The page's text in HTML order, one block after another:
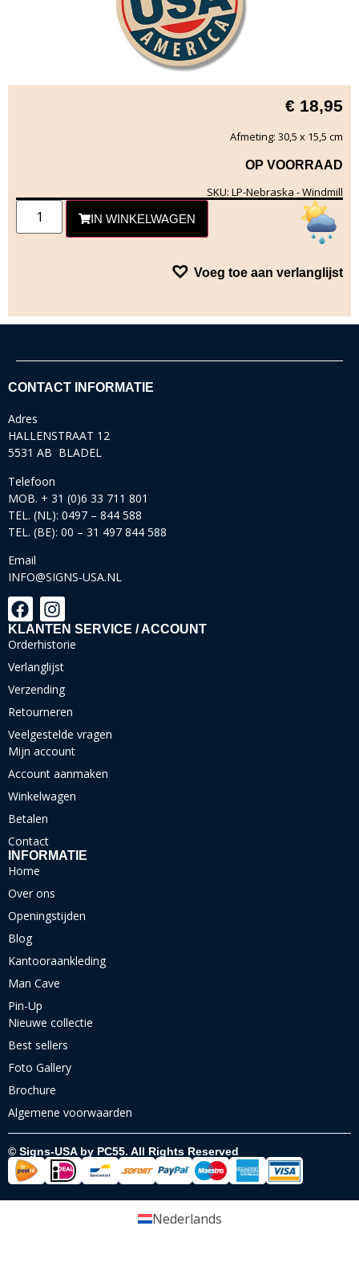
€ 18,95
Afmeting: 30,5 x 15,5 cm
OP VOORRAAD
SKU: LP-Nebraska - Windmill
IN WINKELWAGEN
Voeg toe aan verlanglijst
CONTACT INFORMATIE
Adres
HALLENSTRAAT 12
5531 AB BLADEL
Telefoon
MOB. + 31 (0)6 33 711 801
TEL. (NL): 0497 – 844 588
TEL. (BE): 00 – 31 497 844 588
Email
INFO@SIGNS-USA.NL
KLANTEN SERVICE / ACCOUNT
Orderhistorie
Verlanglijst
Verzending
Retourneren
Veelgestelde vragen
Mijn account
Account aanmaken
Winkelwagen
Betalen
Contact
INFORMATIE
Home
Over ons
Openingstijden
Blog
Kantooraankleding
Man Cave
Pin-Up
Nieuwe collectie
Best sellers
Foto Gallery
Brochure
Algemene voorwaarden
© Signs-USA by PC55. All Rights Reserved
Nederlands